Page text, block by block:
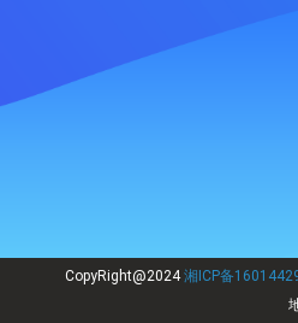
CopyRight@2024湘ICP备